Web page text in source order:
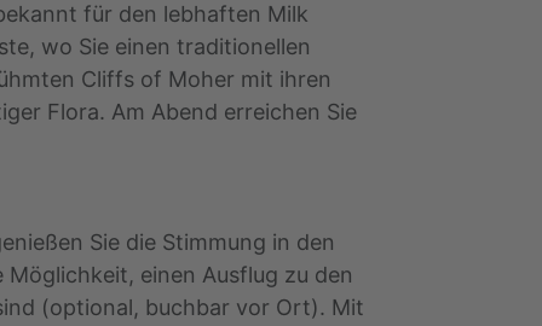
für den lebhaften Milk
wo Sie einen traditionellen
Cliffs of Moher mit ihren
Flora. Am Abend erreichen Sie
Sie die Stimmung in den
einen Ausflug zu den
(optional, buchbar vor Ort). Mit